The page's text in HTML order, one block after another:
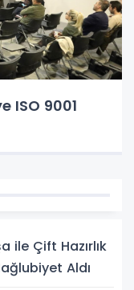
ISO 9001
ile Çift Hazırlık
Aldı